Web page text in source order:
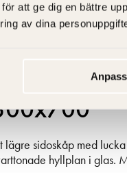
att ge dig en bättre
av dina
Crown
lägre sidoskåp med
hyllplan i glas.